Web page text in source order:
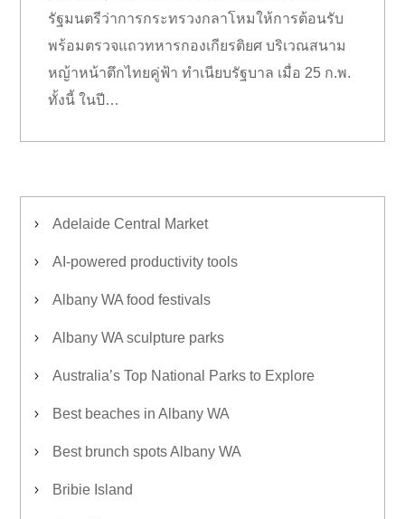
รัฐมนตรีว่าการกระทรวงกลาโหมให้การต้อนรับ
พร้อมตรวจแถวทหารกองเกียรติยศ บริเวณสนาม
หญ้าหน้าตึกไทยคู่ฟ้า ทำเนียบรัฐบาล เมื่อ 25 ก.พ.
ทั้งนี้ ในปี…
Adelaide Central Market
AI-powered productivity tools
Albany WA food festivals
Albany WA sculpture parks
Australia’s Top National Parks to Explore
Best beaches in Albany WA
Best brunch spots Albany WA
Bribie Island